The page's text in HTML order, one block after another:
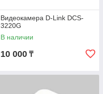
Видеокамера D-Link DCS-
3220G
В наличии
10 000 ₸